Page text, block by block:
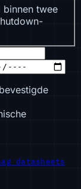
twee
datasheets